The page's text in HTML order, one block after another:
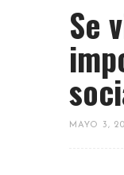
Se
MAYO 3,